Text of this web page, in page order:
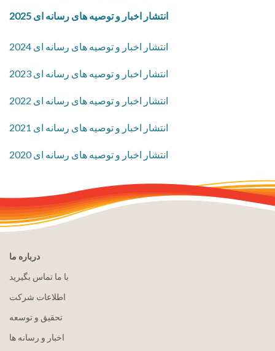
2025 انتشار اخبار و توصیه های رسانه ای
2024 انتشار اخبار و توصیه های رسانه ای
2023 انتشار اخبار و توصیه های رسانه ای
2022 انتشار اخبار و توصیه های رسانه ای
2021 انتشار اخبار و توصیه های رسانه ای
2020 انتشار اخبار و توصیه های رسانه ای
درباره ما
با ما تماس بگیرید
اطلاعات شرکت
تحقیق و توسعه
اخبار و رسانه ها